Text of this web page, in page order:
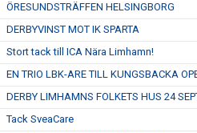
ÖRESUNDSTRÄFFEN HELSINGBORG
DERBYVINST MOT IK SPARTA
Stort tack till ICA Nära Limhamn!
EN TRIO LBK-ARE TILL KUNGSBACKA
DERBY LIMHAMNS FOLKETS HUS 24
Tack SveaCare